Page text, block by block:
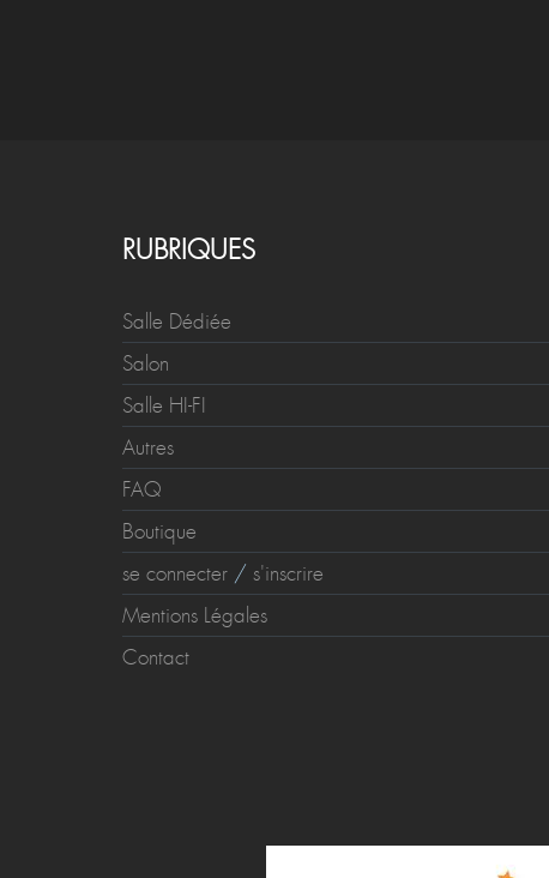
RUBRIQUES
Salle Dédiée
Salon
Salle HI-FI
Autres
FAQ
Boutique
se connecter / s'inscrire
Mentions Légales
Contact